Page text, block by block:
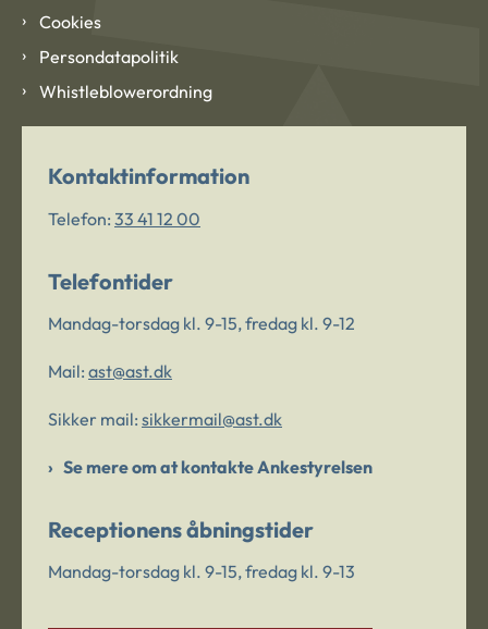
Cookies
Persondatapolitik
Whistleblowerordning
Kontaktinformation
Telefon: 33 41 12 00
Telefontider
Mandag-torsdag kl. 9-15, fredag kl. 9-12
Mail: ast@ast.dk
Sikker mail: sikkermail@ast.dk
Se mere om at kontakte Ankestyrelsen
Receptionens åbningstider
Mandag-torsdag kl. 9-15, fredag kl. 9-13